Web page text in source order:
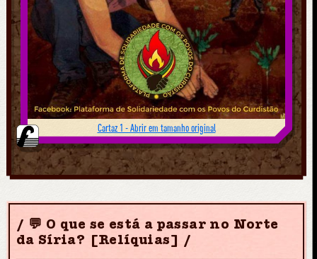
Cartaz 1 - Abrir em tamanho original
💬 O que se está a passar no Norte
da Síria? [Relíquias]